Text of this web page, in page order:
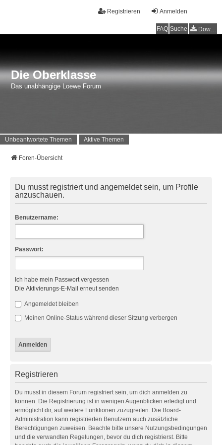
Anmelden
Registrieren
FAQ Suche Downloads
Die Oberklasse
Das unabhängige Loewe Forum
Unbeantwortete Themen Aktive Themen
Foren-Übersicht
Du musst registriert und angemeldet sein, um Profile
anzuschauen.
Benutzername:
Passwort:
Ich habe mein Passwort vergessen
Die Aktivierungs-E-Mail erneut senden
Angemeldet bleiben
Meinen Online-Status während dieser Sitzung verbergen
Registrieren
Du musst in diesem Forum registriert sein, um dich anmelden zu
können. Die Registrierung ist in wenigen Augenblicken erledigt und
ermöglicht dir, auf weitere Funktionen zuzugreifen. Die Board-
Administration kann registrierten Benutzern auch zusätzliche
Berechtigungen zuweisen. Beachte bitte unsere Nutzungsbedingungen
und die verwandten Regelungen, bevor du dich registrierst. Bitte